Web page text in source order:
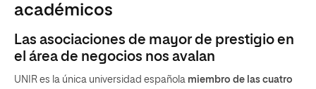
académicos
Las asociaciones de mayor de prestigio en
el área de negocios nos avalan
UNIR es la única universidad española miembro de las cuatro